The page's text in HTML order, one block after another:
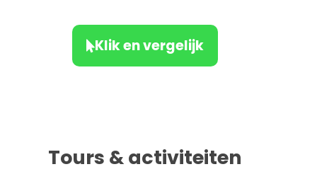
Klik en vergelijk
Tours & activiteiten